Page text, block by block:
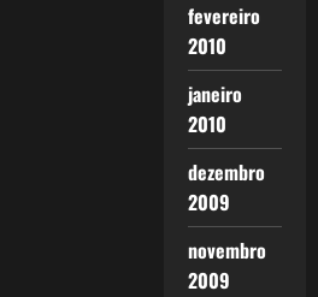
fevereiro
2010
janeiro
2010
dezembro
2009
novembro
2009